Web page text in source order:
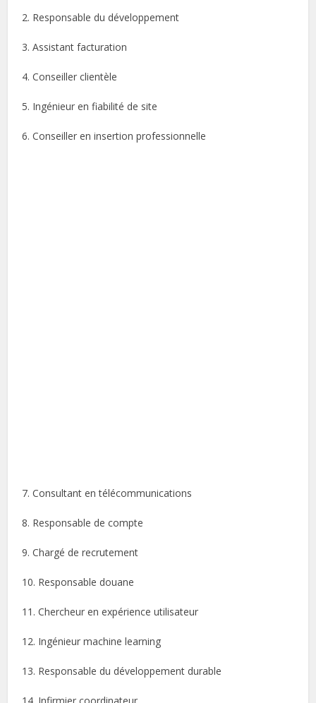
2. Responsable du développement
3. Assistant facturation
4. Conseiller clientèle
5. Ingénieur en fiabilité de site
6. Conseiller en insertion professionnelle
7. Consultant en télécommunications
8. Responsable de compte
9. Chargé de recrutement
10. Responsable douane
11. Chercheur en expérience utilisateur
12. Ingénieur machine learning
13. Responsable du développement durable